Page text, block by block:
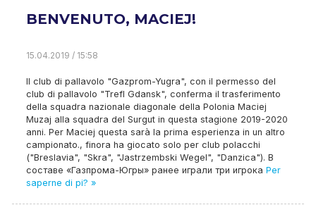
BENVENUTO, MACIEJ!
15.04.2019 / 15:58
Il club di pallavolo "Gazprom-Yugra", con il permesso del
club di pallavolo "Trefl Gdansk", conferma il trasferimento
della squadra nazionale diagonale della Polonia Maciej
Muzaj alla squadra del Surgut in questa stagione 2019-2020
anni. Per Maciej questa sarà la prima esperienza in un altro
campionato., finora ha giocato solo per club polacchi
("Breslavia", "Skra", "Jastrzembski Wegel", "Danzica"). В
составе «Газпрома-Югры» ранее играли три игрока Per
saperne di pi? »